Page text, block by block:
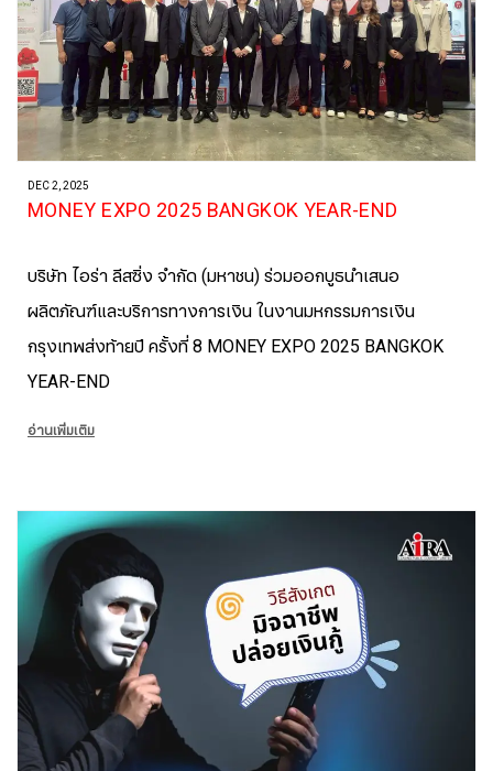
DEC 2, 2025
MONEY EXPO 2025 BANGKOK YEAR-END
บริษัท ไอร่า ลีสซิ่ง จำกัด (มหาชน) ร่วมออกบูธนำเสนอ
ผลิตภัณฑ์และบริการทางการเงิน ในงานมหกรรมการเงิน
กรุงเทพส่งท้ายปี ครั้งที่ 8 MONEY EXPO 2025 BANGKOK
YEAR-END
อ่านเพิ่มเติม